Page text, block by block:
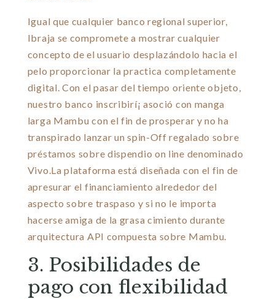
Igual que cualquier banco regional superior,
Ibraja se compromete a mostrar cualquier
concepto de el usuario desplazándolo hacia el
pelo proporcionar la practica completamente
digital. Con el pasar del tiempo oriente objeto,
nuestro banco inscribirí¡ asoció con manga
larga Mambu con el fin de prosperar y no ha
transpirado lanzar un spin-Off regalado sobre
préstamos sobre dispendio on line denominado
Vivo.La plataforma está diseñada con el fin de
apresurar el financiamiento alrededor del
aspecto sobre traspaso y si no le importa
hacerse amiga de la grasa cimiento durante
arquitectura API compuesta sobre Mambu.
3. Posibilidades de
pago con flexibilidad